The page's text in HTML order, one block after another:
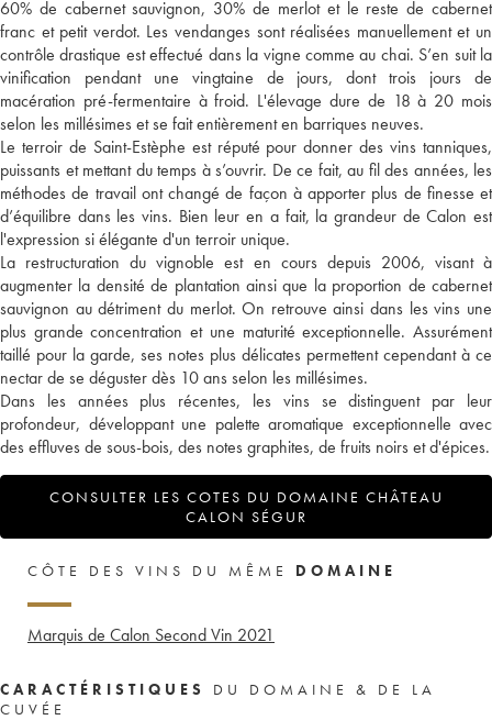
60% de cabernet sauvignon, 30% de merlot et le reste de cabernet
franc et petit verdot. Les vendanges sont réalisées manuellement et un
contrôle drastique est effectué dans la vigne comme au chai. S’en suit la
vinification pendant une vingtaine de jours, dont trois jours de
macération pré-fermentaire à froid. L'élevage dure de 18 à 20 mois
selon les millésimes et se fait entièrement en barriques neuves.
Le terroir de Saint-Estèphe est réputé pour donner des vins tanniques,
puissants et mettant du temps à s’ouvrir. De ce fait, au fil des années, les
méthodes de travail ont changé de façon à apporter plus de finesse et
d’équilibre dans les vins. Bien leur en a fait, la grandeur de Calon est
l'expression si élégante d'un terroir unique.
La restructuration du vignoble est en cours depuis 2006, visant à
augmenter la densité de plantation ainsi que la proportion de cabernet
sauvignon au détriment du merlot. On retrouve ainsi dans les vins une
plus grande concentration et une maturité exceptionnelle. Assurément
taillé pour la garde, ses notes plus délicates permettent cependant à ce
nectar de se déguster dès 10 ans selon les millésimes.
Dans les années plus récentes, les vins se distinguent par leur
profondeur, développant une palette aromatique exceptionnelle avec
des effluves de sous-bois, des notes graphites, de fruits noirs et d'épices.
CONSULTER LES COTES DU DOMAINE CHÂTEAU
CALON SÉGUR
CÔTE DES VINS DU MÊME DOMAINE
Marquis de Calon Second Vin 2021
CARACTÉRISTIQUES
DU DOMAINE & DE LA
CUVÉE